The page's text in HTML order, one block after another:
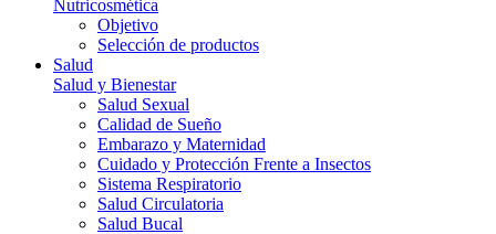
Nutricosmética
Objetivo
Selección de productos
Salud
Salud y Bienestar
Salud Sexual
Calidad de Sueño
Embarazo y Maternidad
Cuidado y Protección Frente a Insectos
Sistema Respiratorio
Salud Circulatoria
Salud Bucal